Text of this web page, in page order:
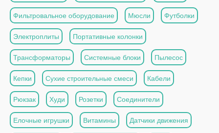
Фильтровальное оборудование Мюсли Футболки
Электроплиты Портативные колонки
Трансформаторы Системные блоки Пылесос
Кепки Сухие строительные смеси Кабели
Рюкзак Худи Розетки Соединители
Елочные игрушки Витамины Датчики движения